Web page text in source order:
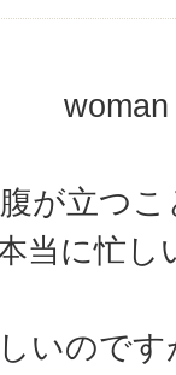
が立つ
当に忙し
いので